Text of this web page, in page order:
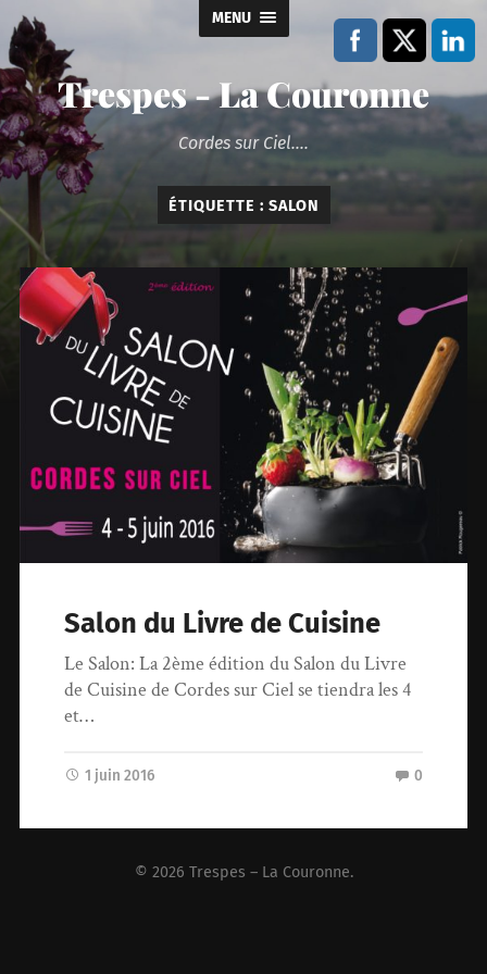
MENU
Trespes - La Couronne
Cordes sur Ciel....
ÉTIQUETTE : SALON
Salon du Livre de Cuisine
Le Salon: La 2ème édition du Salon du Livre
de Cuisine de Cordes sur Ciel se tiendra les 4
et…
1 juin 2016 0
© 2026 Trespes – La Couronne.